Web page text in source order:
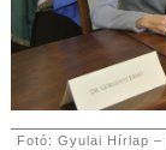
Fotó: Gyulai Hírlap –